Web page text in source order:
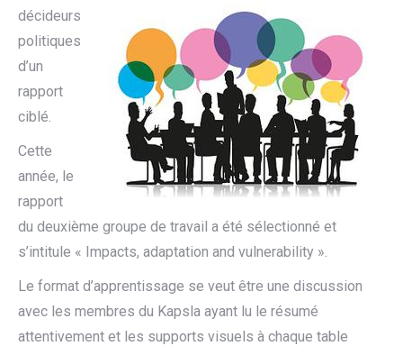
décideurs
politiques
d’un
rapport
ciblé.
Cette
année, le
rapport
du deuxième groupe de travail a été sélectionné et
s’intitule « Impacts, adaptation and vulnerability ».
Le format d’apprentissage se veut être une discussion
avec les membres du Kapsla ayant lu le résumé
attentivement et les supports visuels à chaque table